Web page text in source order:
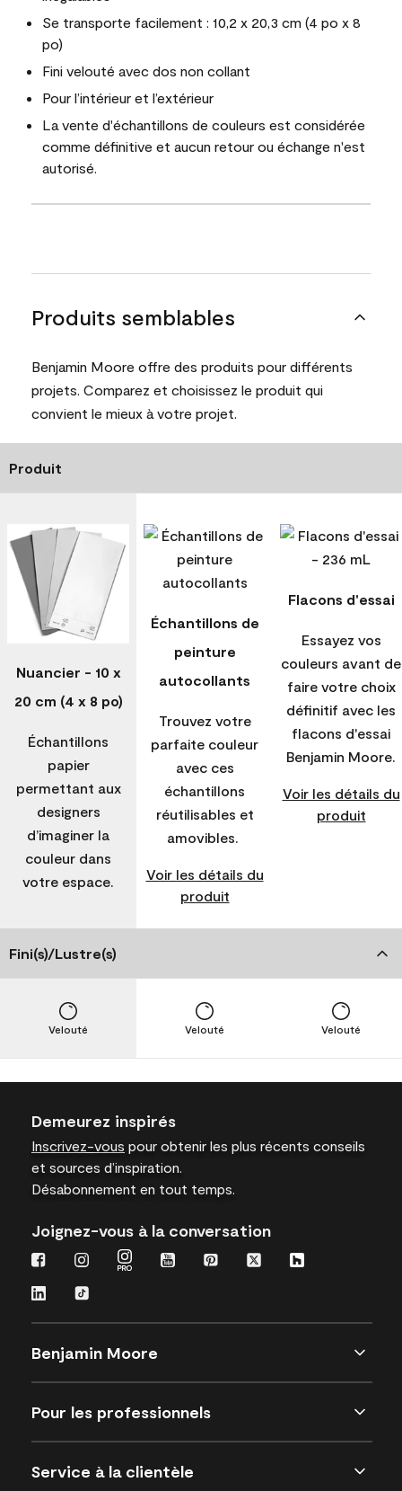
Se transporte facilement : 10,2 x 20,3 cm (4 po x 8
po)
Fini velouté avec dos non collant
Pour l’intérieur et l’extérieur
La vente d'échantillons de couleurs est considérée
comme définitive et aucun retour ou échange n'est
autorisé.
Produits semblables
Benjamin Moore offre des produits pour différents
projets. Comparez et choisissez le produit qui
convient le mieux à votre projet.
Produit
Nuancier - 10 x
20 cm (4 x 8 po)
Échantillons
papier
permettant aux
designers
d’imaginer la
couleur dans
votre espace.
Échantillons de
peinture
autocollants
Trouvez votre
parfaite couleur
avec ces
échantillons
réutilisables et
amovibles.
Voir les détails du
produit
Flacons d'essai
Essayez vos
couleurs avant de
faire votre choix
définitif avec les
flacons d'essai
Benjamin Moore.
Voir les détails du
produit
Fini(s)/Lustre(s)
Velouté Velouté Velouté
Demeurez inspirés
Inscrivez-vous pour obtenir les plus récents conseils
et sources d’inspiration.
Désabonnement en tout temps.
Joignez-vous à la conversation
Benjamin Moore
Pour les professionnels
Service à la clientèle